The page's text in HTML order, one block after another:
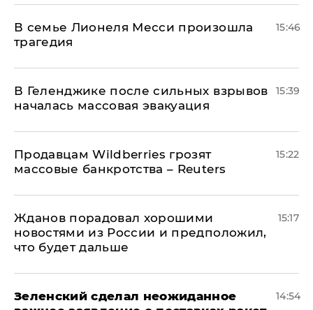
В семье Лионеля Месси произошла
трагедия
15:46
В Геленджике после сильных взрывов
началась массовая эвакуация
15:39
Продавцам Wildberries грозят
массовые банкротства – Reuters
15:22
Жданов порадовал хорошими
новостями из России и предположил,
что будет дальше
15:17
Зеленский сделал неожиданное
14:54